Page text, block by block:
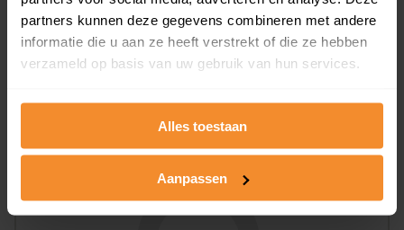
partners kunnen deze gegevens combineren met andere
informatie die u aan ze heeft verstrekt of die ze hebben
verzameld op basis van uw gebruik van hun services.
Alles toestaan
Aanpassen
3%
Koopwoningen
97%
Huurwoningen
Appartementen
aandeel van totale woningen